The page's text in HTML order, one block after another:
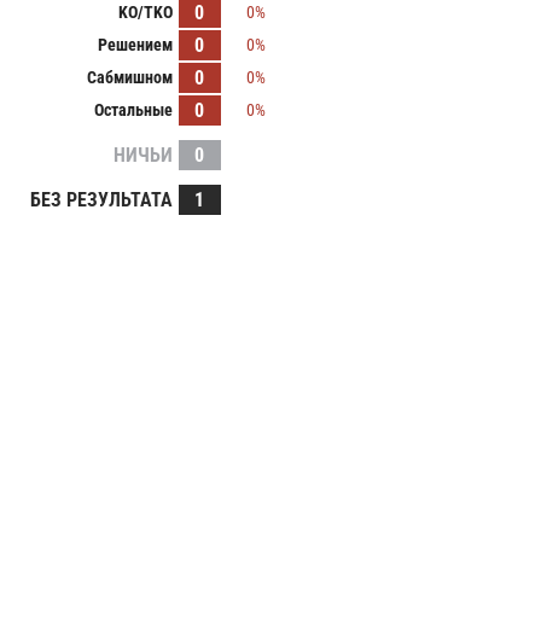
KO/TKO 0
0%
Решением
0
0%
Сабмишном
0
0%
Остальные
0 0%
НИЧЬИ
0
БЕЗ РЕЗУЛЬТАТА
1